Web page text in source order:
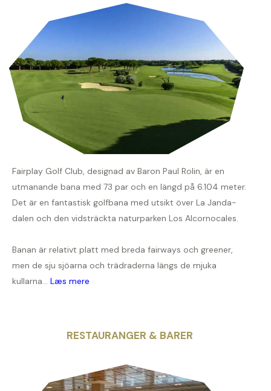
Fairplay Golf Club, designad av Baron Paul Rolin, är en
utmanande bana med 73 par och en längd på 6.104 meter.
Det är en fantastisk golfbana med utsikt över La Janda-
dalen och den vidsträckta naturparken Los Alcornocales.
Banan är relativt platt med breda fairways och greener,
men de sju sjöarna och trädraderna längs de mjuka
kullarna... Læs mere
RESTAURANGER & BARER